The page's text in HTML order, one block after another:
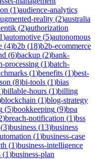
(1)audience-analytics
reality (2)australia
(2)authorization
1)automotive (5)autonomous
(4)b2b (18)b2b-ecommerce
(6)backup (2)bank-
processing (1)batch-
(1)benefits (1)best-
(8)bi-tools (1)bias
)billable-hours (1)billing
blockchain (1)blog-strategy
(5)bookkeeping (9)bpa
)breach-notification (1)bss
(3)business (13)business
(1)business-case
(1)business-intelligence
(1)business-plan